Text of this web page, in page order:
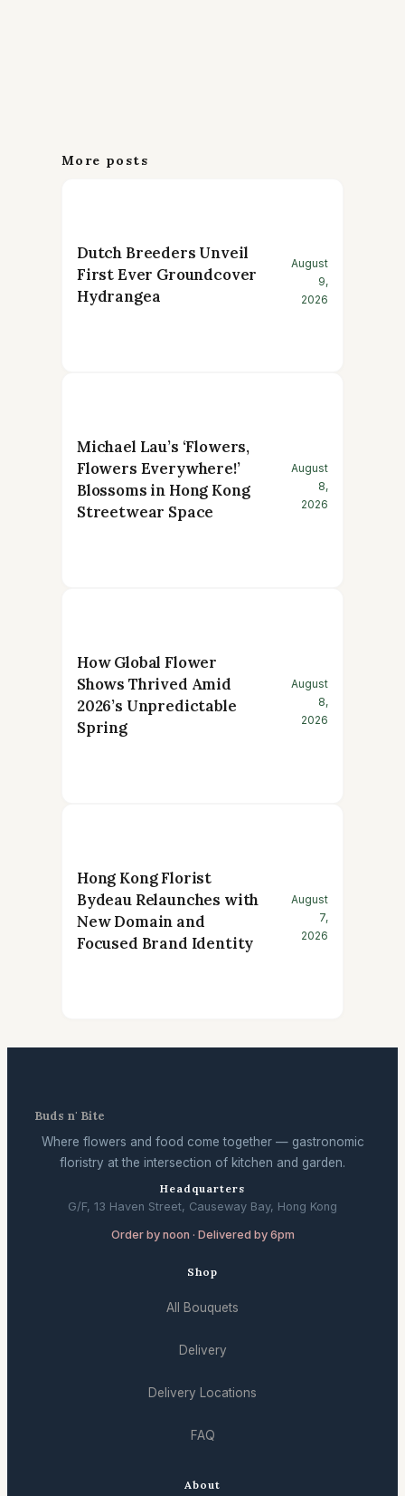
More posts
Dutch Breeders Unveil
First Ever Groundcover
Hydrangea
August
9,
2026
Michael Lau’s ‘Flowers,
Flowers Everywhere!’
Blossoms in Hong Kong
Streetwear Space
August
8,
2026
How Global Flower
Shows Thrived Amid
2026’s Unpredictable
Spring
August
8,
2026
Hong Kong Florist
Bydeau Relaunches with
New Domain and
Focused Brand Identity
August
7,
2026
Buds n' Bite
Where flowers and food come together — gastronomic
floristry at the intersection of kitchen and garden.
Headquarters
G/F, 13 Haven Street, Causeway Bay, Hong Kong
Order by noon · Delivered by 6pm
Shop
All Bouquets
Delivery
Delivery Locations
FAQ
About